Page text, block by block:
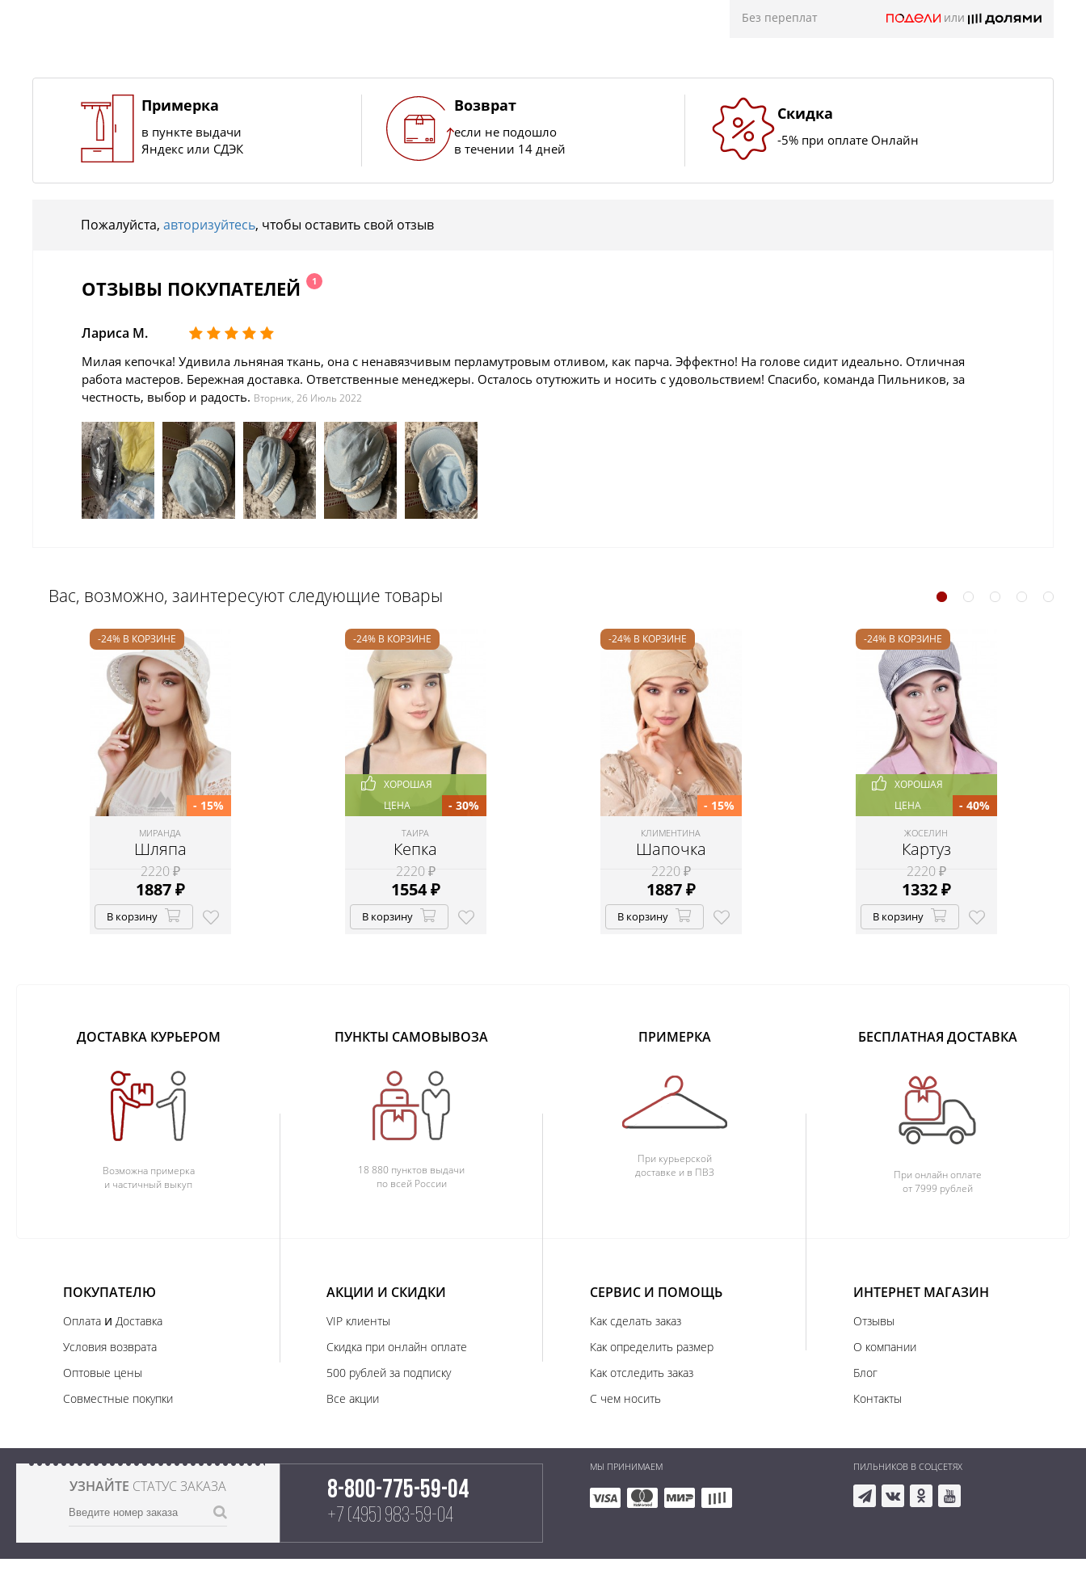
Без переплат
или
Примерка
в пункте выдачи
Яндекс или СДЭК
Возврат
если не подошло
в течении 14 дней
Скидка
-5% при оплате Онлайн
Пожалуйста, авторизуйтесь, чтобы оставить свой отзыв
ОТЗЫВЫ ПОКУПАТЕЛЕЙ 1
Лариса М.
Милая кепочка! Удивила льняная ткань, она с ненавязчивым перламутровым отливом, как парча. Эффектно! На голове сидит идеально. Отличная
работа мастеров. Бережная доставка. Ответственные менеджеры. Осталось отутюжить и носить с удовольствием! Спасибо, команда Пильников, за
честность, выбор и радость. Вторник, 26 Июль 2022
Вас, возможно, заинтересуют следующие товары
-24% В КОРЗИНЕ
МИРАНДА
Шляпа
2220 ₽
1887₽
- 15%
В корзину
-24% В КОРЗИНЕ
ХОРОШАЯ
ЦЕНА
ТАИРА
Кепка
2220 ₽
1554₽
- 30%
В корзину
-24% В КОРЗИНЕ
КЛИМЕНТИНА
Шапочка
2220 ₽
1887₽
- 15%
В корзину
-24% В КОРЗИНЕ
ХОРОШАЯ
ЦЕНА
ЖОСЕЛИН
Картуз
2220 ₽
1332₽
- 40%
В корзину
ДОСТАВКА КУРЬЕРОМ
Возможна примерка
и частичный выкуп
ПУНКТЫ САМОВЫВОЗА
18 880 пунктов выдачи
по всей России
ПРИМЕРКА
При курьерской
доставке и в ПВЗ
БЕСПЛАТНАЯ ДОСТАВКА
При онлайн оплате
от 7999 рублей
ПОКУПАТЕЛЮ
Оплата и Доставка
Условия возврата
Оптовые цены
Совместные покупки
АКЦИИ И СКИДКИ
VIP клиенты
Скидка при онлайн оплате
500 рублей за подписку
Все акции
СЕРВИС И ПОМОЩЬ
Как сделать заказ
Как определить размер
Как отследить заказ
С чем носить
ИНТЕРНЕТ МАГАЗИН
Отзывы
О компании
Блог
Контакты
УЗНАЙТЕ СТАТУС ЗАКАЗА 8-800-775-59-04
+7 (495) 983-59-04
МЫ ПРИНИМАЕМ ПИЛЬНИКОВ В СОЦСЕТЯХ